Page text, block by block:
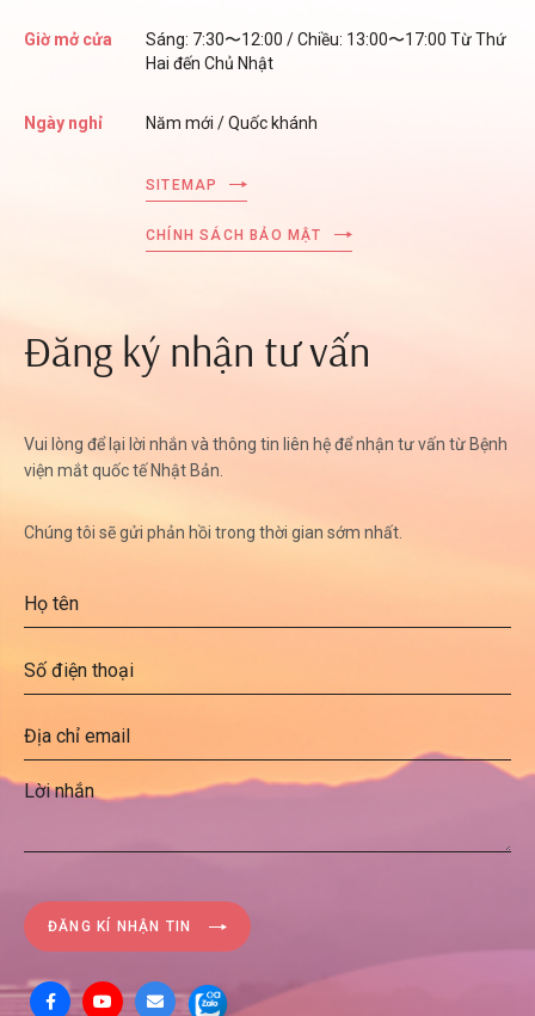
Giờ mở cửa
Sáng: 7:30〜12:00 / Chiều: 13:00〜17:00 Từ Thứ
Hai đến Chủ Nhật
Ngày nghỉ Năm mới / Quốc khánh
SITEMAP
CHÍNH SÁCH BẢO MẬT
Đăng ký nhận tư vấn
Vui lòng để lại lời nhắn và thông tin liên hệ để nhận tư vấn từ Bệnh
viện mắt quốc tế Nhật Bản.
Chúng tôi sẽ gửi phản hồi trong thời gian sớm nhất.
ĐĂNG KÍ NHẬN TIN